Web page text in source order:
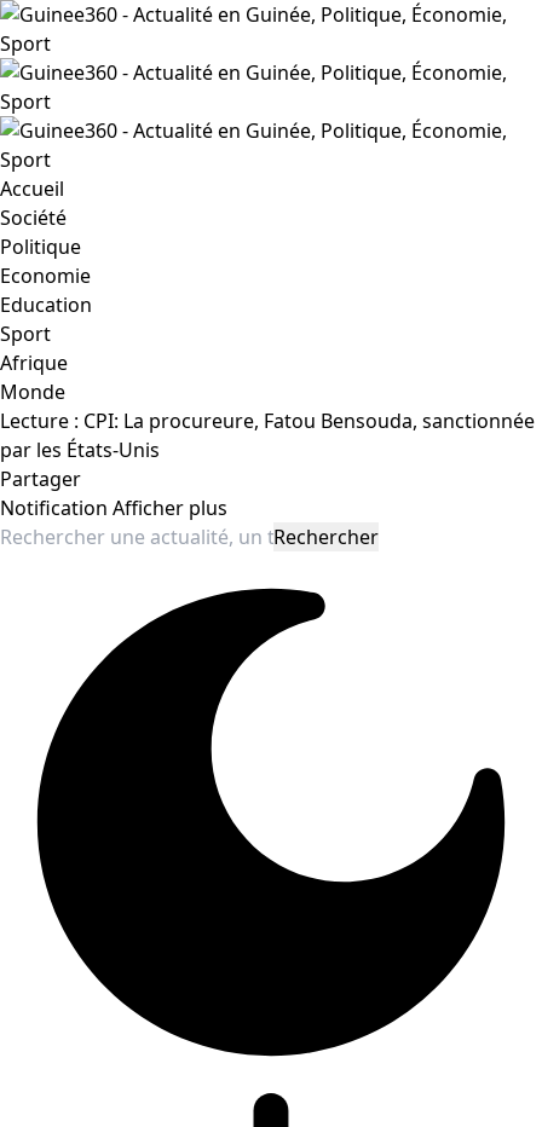
Accueil
Société
Politique
Economie
Education
Sport
Afrique
Monde
Lecture : CPI: La procureure, Fatou Bensouda, sanctionnée
par les États-Unis
Partager
Notification Afficher plus